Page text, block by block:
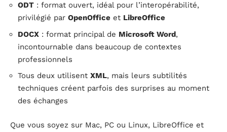
ODT : format ouvert, idéal pour l’interopérabilité,
privilégié par OpenOffice et LibreOffice
DOCX : format principal de Microsoft Word,
incontournable dans beaucoup de contextes
professionnels
Tous deux utilisent XML, mais leurs subtilités
techniques créent parfois des surprises au moment
des échanges
Que vous soyez sur Mac, PC ou Linux, LibreOffice et